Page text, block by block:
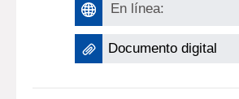
En línea:
Documento digital